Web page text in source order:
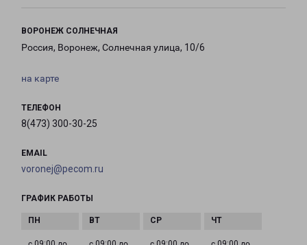
ВОРОНЕЖ СОЛНЕЧНАЯ
Россия, Воронеж, Солнечная улица, 10/6
на карте
ТЕЛЕФОН
8(473) 300-30-25
EMAIL
voronej@pecom.ru
ГРАФИК РАБОТЫ